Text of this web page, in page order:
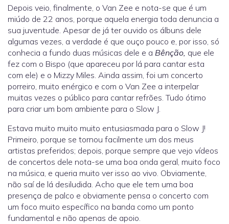
Depois veio, finalmente, o Van Zee e nota-se que é um
miúdo de 22 anos, porque aquela energia toda denuncia a
sua juventude. Apesar de já ter ouvido os álbuns dele
algumas vezes, a verdade é que ouço pouco e, por isso, só
conhecia a fundo duas músicas dele e a Bênção, que ele
fez com o Bispo (que apareceu por lá para cantar esta
com ele) e o Mizzy Miles. Ainda assim, foi um concerto
porreiro, muito enérgico e com o Van Zee a interpelar
muitas vezes o público para cantar refrões. Tudo ótimo
para criar um bom ambiente para o Slow J.
Estava muito muito muito entusiasmada para o Slow J!
Primeiro, porque se tornou facilmente um dos meus
artistas preferidos; depois, porque sempre que vejo vídeos
de concertos dele nota-se uma boa onda geral, muito foco
na música, e queria muito ver isso ao vivo. Obviamente,
não saí de lá desiludida. Acho que ele tem uma boa
presença de palco e obviamente pensa o concerto com
um foco muito específico na banda como um ponto
fundamental e não apenas de apoio.